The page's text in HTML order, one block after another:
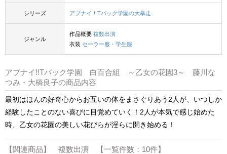
シリーズ アブナイ！Tバック学園の大暴走
ジャンル
作品概要 複数出演
衣装 セーラー服・学生服
アブナイ!!Tバック学園 白百合組 ～乙女の花園3～ 藤川な
つみ・大橋良子の商品内容
最初はほんの好奇心からお互いの体をまさぐりあう2人が、いつしか
経験したことのない喜びに目覚めていく！2人が本気で感じ始めた
時、乙女の花園の美しい花びらが淫らに開き始める！
【関連商品】 複数出演 【一覧件数：10件】